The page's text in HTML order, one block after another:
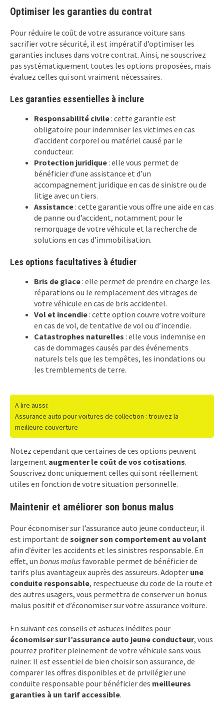
Optimiser les garanties du contrat
Pour réduire le coût de votre assurance voiture sans
sacrifier votre sécurité, il est impératif d’optimiser les
garanties incluses dans votre contrat. Ainsi, ne souscrivez
pas systématiquement toutes les options proposées, mais
évaluez celles qui sont vraiment nécessaires.
Les garanties essentielles à inclure
Responsabilité civile: cette garantie est
obligatoire pour indemniser les victimes en cas
d’accident corporel ou matériel causé par le
conducteur.
Protection juridique: elle vous permet de
bénéficier d’une assistance et d’un
accompagnement juridique en cas de sinistre ou de
litige avec un tiers.
Assistance: cette garantie vous offre une aide en cas
de panne ou d’accident, notamment pour le
remorquage de votre véhicule et la recherche de
solutions en cas d’immobilisation.
Les options facultatives à étudier
Bris de glace: elle permet de prendre en charge les
réparations ou le remplacement des vitrages de
votre véhicule en cas de bris accidentel.
Vol et incendie: cette option couvre votre voiture
en cas de vol, de tentative de vol ou d’incendie.
Catastrophes naturelles : elle vous indemnise en
cas de dommages causés par des événements
naturels tels que les tempêtes, les inondations ou
les tremblements de terre.
A lire aussi:
Assurance auto pour voitures de collection : trouvez la
meilleure couverture
Notez cependant que certaines de ces options peuvent
largement augmenter le coût de vos cotisations.
Souscrivez donc uniquement celles qui sont réellement
utiles en fonction de votre situation personnelle.
Maintenir et améliorer son bonus malus
Pour économiser sur l’assurance auto jeune conducteur, il
est important de soigner son comportement au volant
afin d’éviter les accidents et les sinistres responsable. En
effet, un bonus malus favorable permet de bénéficier de
tarifs plus avantageux auprès des assureurs. Adopter une
conduite responsable, respectueuse du code de la route et
des autres usagers, vous permettra de conserver un bonus
malus positif et d’économiser sur votre assurance voiture.
En suivant ces conseils et astuces inédites pour
économiser sur l’assurance auto jeune conducteur, vous
pourrez profiter pleinement de votre véhicule sans vous
ruiner. Il est essentiel de bien choisir son assurance, de
comparer les offres disponibles et de privilégier une
conduite responsable pour bénéficier des meilleures
garanties à un tarif accessible.